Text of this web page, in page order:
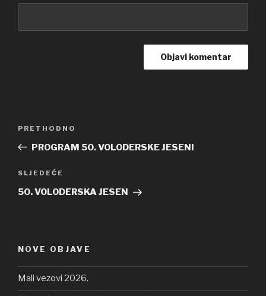
Prethodna
objava
PRETHODNO
PROGRAM 50. VOLODERSKE JESENI
Sljedeća
objava
SLJEDEĆE
50. VOLODERSKA JESEN
NOVE OBJAVE
Mali vezovi 2026.